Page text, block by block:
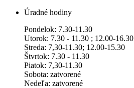
Úradné hodiny
Pondelok: 7.30-11.30
Utorok: 7.30 - 11.30 ; 12.00-16.30
Streda: 7,30-11.30; 12.00-15.30
Štvrtok: 7.30 - 11.30
Piatok: 7,30-11.30
Sobota: zatvorené
Nedeľa: zatvorené